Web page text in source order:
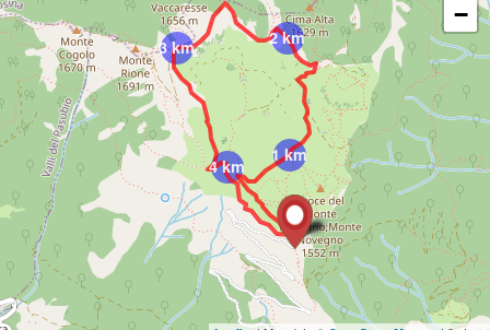
1 km
2 km
3 km
4 km
−